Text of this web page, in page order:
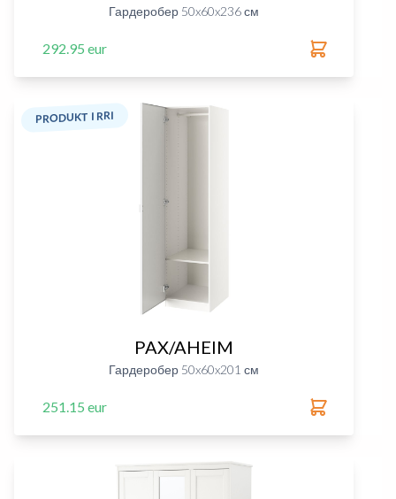
Гардеробер 50x60x236 см
292.95 eur
PRODUKT I RRI
PAX/AHEIM
Гардеробер 50x60x201 см
251.15 eur